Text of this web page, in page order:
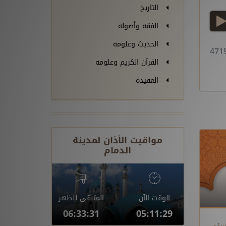
التاريخ
الفقه وأصوله
الحديث وعلومه
القرآن الكريم وعلومه
العقيدة
مواقيت الأذان لمدينة
الدمام
الوقت الآن
05:11:30
المتبقي للظهر
06:33:30